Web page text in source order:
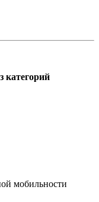
категорий
мобильности